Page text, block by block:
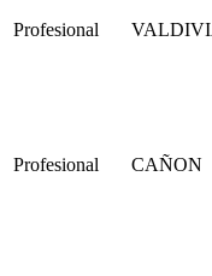
Profesional
Profesional CAÑON